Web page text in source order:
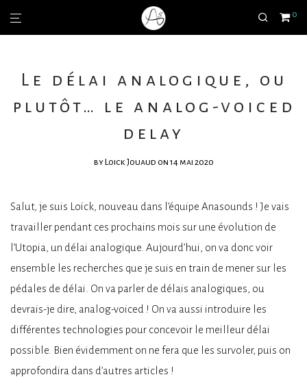
0
Le délai analogique, ou
plutôt… le analog-voiced
delay
by Loick Jouaud on 14 mai 2020
Salut, je suis Loïck, nouveau dans l’équipe Anasounds ! Je vais
travailler pendant ces prochains mois sur une évolution de
l’Utopia, un délai analogique. Aujourd’hui, on va donc voir
ensemble les recherches que je suis en train de mener sur les
pédales de délai. On va parler de délais analogiques, ou
devrais-je dire, analog-voiced ! On va aussi introduire les
différentes technologies pour concevoir le meilleur délai
possible. Bien évidemment on ne fera que les survoler, puis on
approfondira dans d’autres articles !